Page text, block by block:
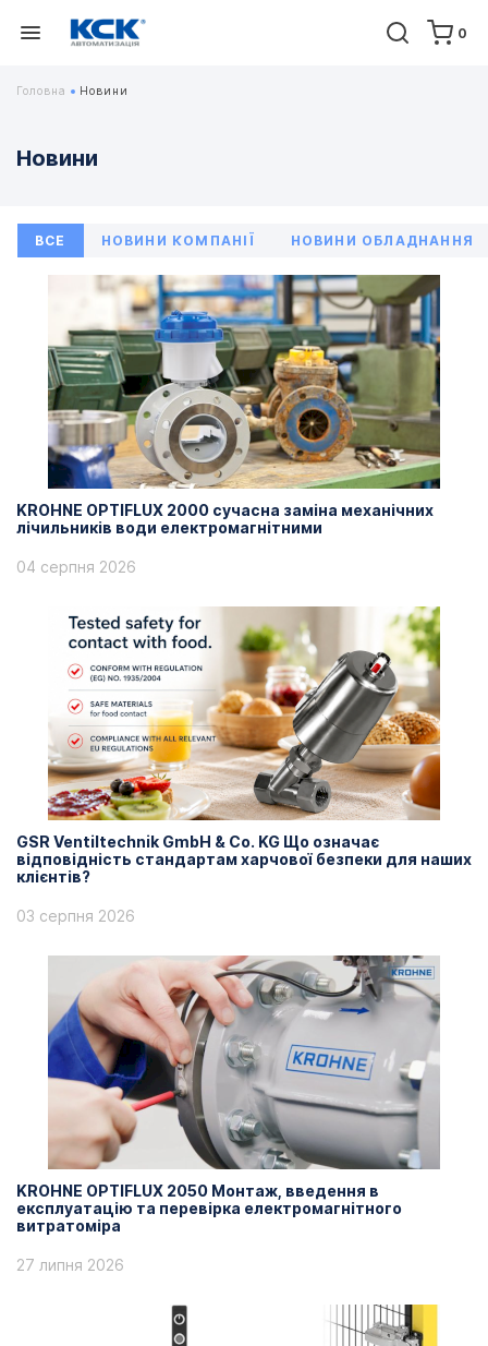
0
Головна Новини
Новини
ВСЕ НОВИНИ КОМПАНІЇ НОВИНИ ОБЛАДНАННЯ
KROHNE OPTIFLUX 2000 сучасна заміна механічних
лічильників води електромагнітними
04 серпня 2026
GSR Ventiltechnik GmbH & Co. KG Що означає
відповідність стандартам харчової безпеки для наших
клієнтів?
03 серпня 2026
KROHNE OPTIFLUX 2050 Монтаж, введення в
експлуатацію та перевірка електромагнітного
витратоміра
27 липня 2026